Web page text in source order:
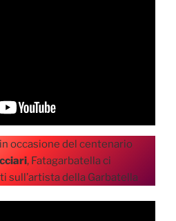
occasione del centenario
, Fatagarbatella ci
sull’artista della Garbatella